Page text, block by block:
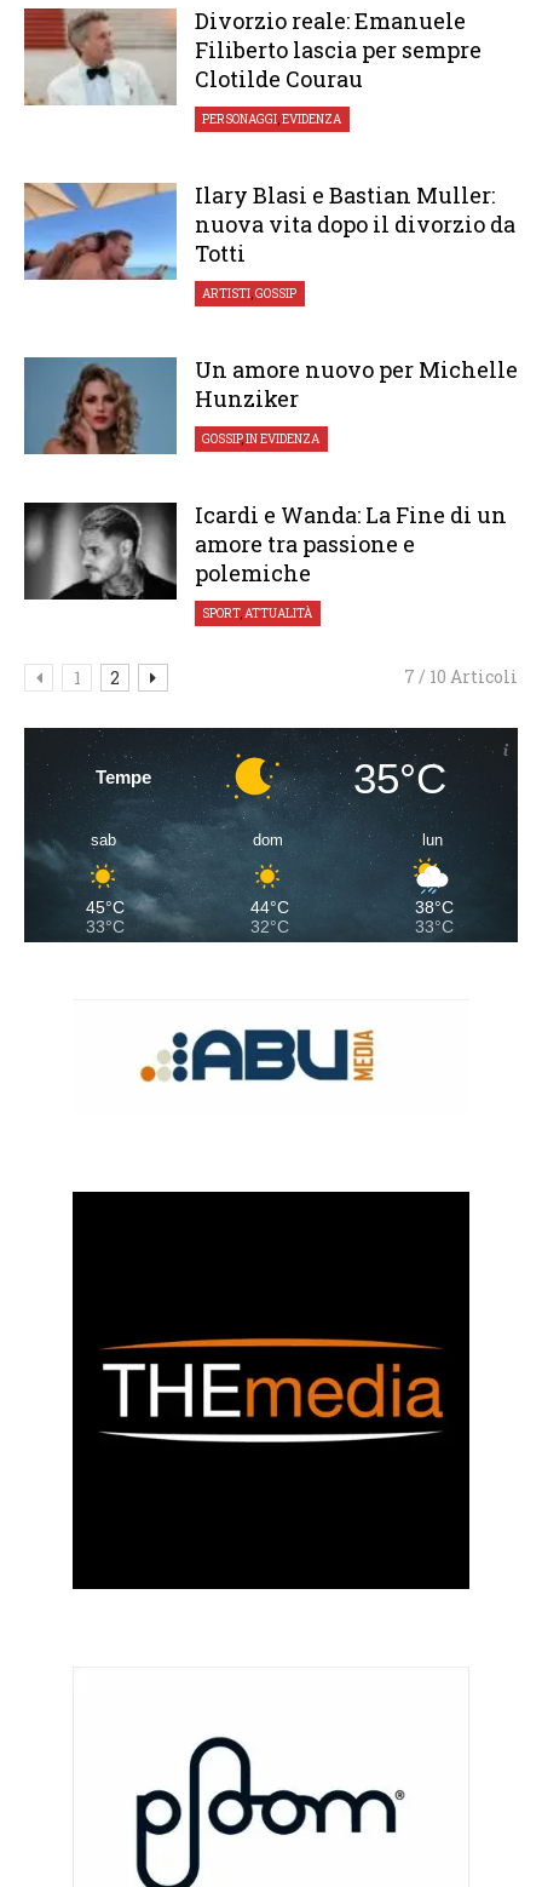
Divorzio reale: Emanuele
Filiberto lascia per sempre
Clotilde Courau
PERSONAGGI,EVIDENZA
Ilary Blasi e Bastian Muller:
nuova vita dopo il divorzio da
Totti
ARTISTI,GOSSIP
Un amore nuovo per Michelle
Hunziker
GOSSIP,IN EVIDENZA
Icardi e Wanda: La Fine di un
amore tra passione e
polemiche
SPORT,ATTUALITÀ
1 2 7 / 10 Articoli
Tempe 35°C
sab
45°C
33°C
dom
44°C
32°C
lun
38°C
33°C